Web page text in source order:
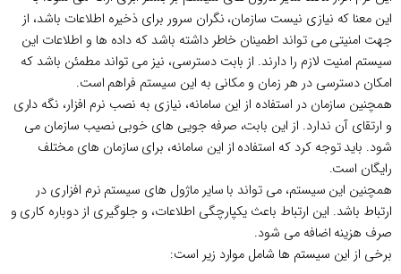
این معنا که نیازی نیست سازمان، نگران سرور برای ذخیره اطلاعات باشد، از
جهت امنیتی می تواند اطمینان خاطر داشته باشد که داده ها و اطلاعات این
سیستم امنیت لازم را دارند. از بابت دسترسی، نیز می تواند مطمئن باشد که
امکان دسترسی در هر زمان و مکانی به این سیستم فراهم است.
همچنین سازمان در استفاده از این سامانه، نیازی به نصب نرم افزار، نگه داری
و ارتقای آن ندارد. از این بابت، صرفه جویی های خوبی نصیب سازمان می
شود. باید توجه کرد که استفاده از این سامانه، برای سازمان های مختلف
رایگان است.
همچنین این سیستم، می تواند با سایر ماژول های سیستم نرم افزاری در
ارتباط باشد. این ارتباط باعث یکپارچگی اطلاعات، و جلوگیری از دوباره کاری و
صرف هزینه اضافه می شود.
برخی از این سیستم ها شامل موارد زیر است: